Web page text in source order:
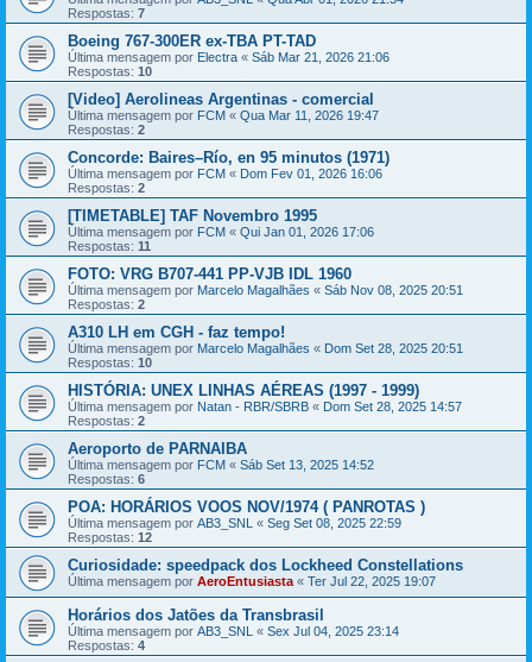
Respostas: 7
Boeing 767-300ER ex-TBA PT-TAD
Última mensagem por Electra « Sáb Mar 21, 2026 21:06
Respostas: 10
[Video] Aerolineas Argentinas - comercial
Última mensagem por FCM « Qua Mar 11, 2026 19:47
Respostas: 2
Concorde: Baires–Río, en 95 minutos (1971)
Última mensagem por FCM « Dom Fev 01, 2026 16:06
Respostas: 2
[TIMETABLE] TAF Novembro 1995
Última mensagem por FCM « Qui Jan 01, 2026 17:06
Respostas: 11
FOTO: VRG B707-441 PP-VJB IDL 1960
Última mensagem por Marcelo Magalhães « Sáb Nov 08, 2025 20:51
Respostas: 2
A310 LH em CGH - faz tempo!
Última mensagem por Marcelo Magalhães « Dom Set 28, 2025 20:51
Respostas: 10
HISTÓRIA: UNEX LINHAS AÉREAS (1997 - 1999)
Última mensagem por Natan - RBR/SBRB « Dom Set 28, 2025 14:57
Respostas: 2
Aeroporto de PARNAIBA
Última mensagem por FCM « Sáb Set 13, 2025 14:52
Respostas: 6
POA: HORÁRIOS VOOS NOV/1974 ( PANROTAS )
Última mensagem por AB3_SNL « Seg Set 08, 2025 22:59
Respostas: 12
Curiosidade: speedpack dos Lockheed Constellations
Última mensagem por AeroEntusiasta « Ter Jul 22, 2025 19:07
Horários dos Jatões da Transbrasil
Última mensagem por AB3_SNL « Sex Jul 04, 2025 23:14
Respostas: 4